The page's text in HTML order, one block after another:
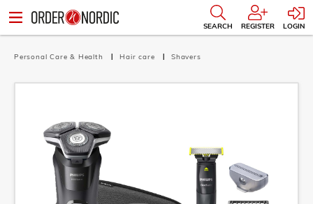
SEARCH REGISTER LOGIN
Personal Care & Health Hair care Shavers